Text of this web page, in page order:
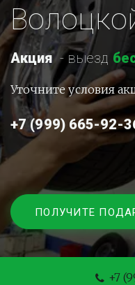
Акция - выезд
Уточните условия
+7 (999) 665-92-
ПОЛУЧИТЕ
+7